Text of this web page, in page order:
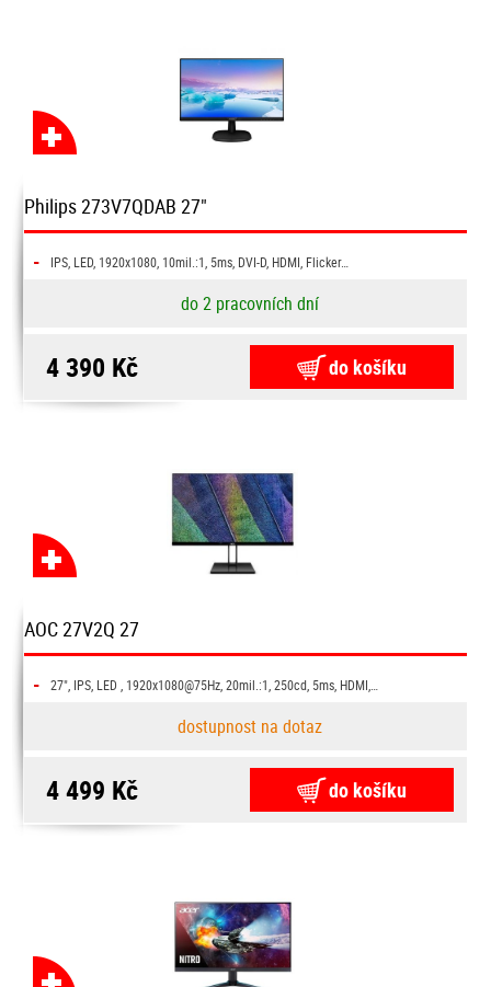
Philips 273V7QDAB 27"
- IPS, LED, 1920x1080, 10mil.:1, 5ms, DVI-D, HDMI, Flicker…
do 2 pracovních dní
4 390 Kč do košíku
AOC 27V2Q 27
- 27", IPS, LED , 1920x1080@75Hz, 20mil.:1, 250cd, 5ms, HDMI,…
dostupnost na dotaz
4 499 Kč do košíku